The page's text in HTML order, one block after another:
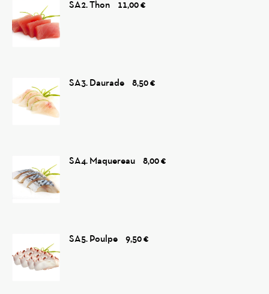
SA2. Thon 11,00 €
SA3. Daurade 8,50 €
SA4. Maquereau 8,00 €
SA5. Poulpe 9,50 €